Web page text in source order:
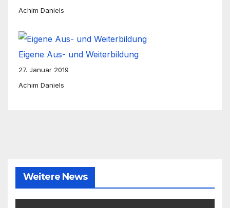
Achim Daniels
Eigene Aus- und Weiterbildung
27. Januar 2019
Achim Daniels
Weitere News